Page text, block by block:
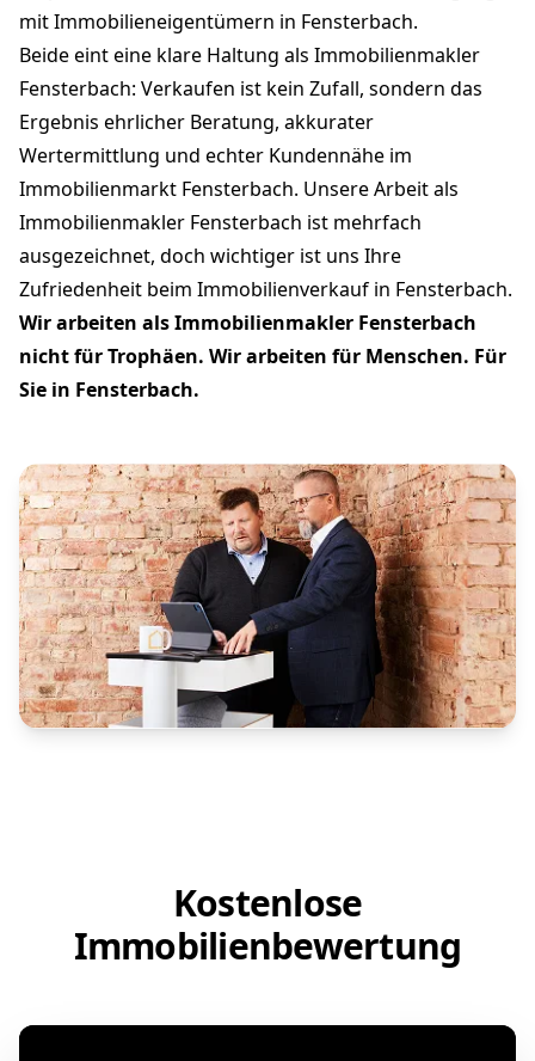
mit Immobilieneigentümern in Fensterbach.
Beide eint eine klare Haltung als Immobilienmakler
Fensterbach: Verkaufen ist kein Zufall, sondern das
Ergebnis ehrlicher Beratung, akkurater
Wertermittlung und echter Kundennähe im
Immobilienmarkt Fensterbach. Unsere Arbeit als
Immobilienmakler Fensterbach ist mehrfach
ausgezeichnet, doch wichtiger ist uns Ihre
Zufriedenheit beim Immobilienverkauf in Fensterbach.
Wir arbeiten als Immobilienmakler Fensterbach
nicht für Trophäen. Wir arbeiten für Menschen. Für
Sie in Fensterbach.
Kostenlose
Immobilienbewertung